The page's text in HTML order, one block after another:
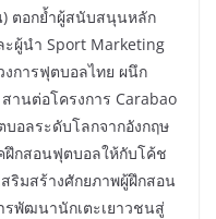
ตอกย้ำผู้สนับสนุนหลัก
ะผู้นำ Sport Marketing
การฟุตบอลไทย ผนึก
านต่อโครงการ Carabao
อลระดับโลกจากอังกฤษ
ฝึกสอนฟุตบอลให้กับโค้ช
ริมสร้างศักยภาพผู้ฝึกสอน
รพัฒนานักเตะเยาวชนสู่